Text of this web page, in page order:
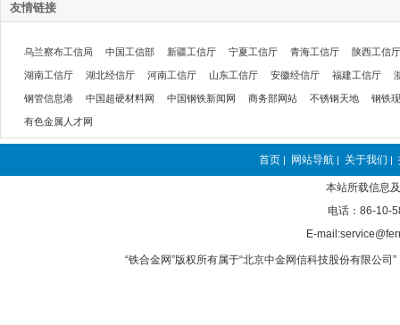
友情链接
乌兰察布工信局 中国工信部 新疆工信厅 宁夏工信厅 青海工信厅 陕西工信厅
湖南工信厅 湖北经信厅 河南工信厅 山东工信厅 安徽经信厅 福建工信厅
钢管信息港 中国超硬材料网 中国钢铁新闻网 商务部网站 不锈钢天地 钢铁
有色金属人才网
首页 | 网站导航 | 关于我们 |
本站所载信息
电话：86-10-
E-
“铁合金网”版权所有属于“北京中金网信科技股份有限公司